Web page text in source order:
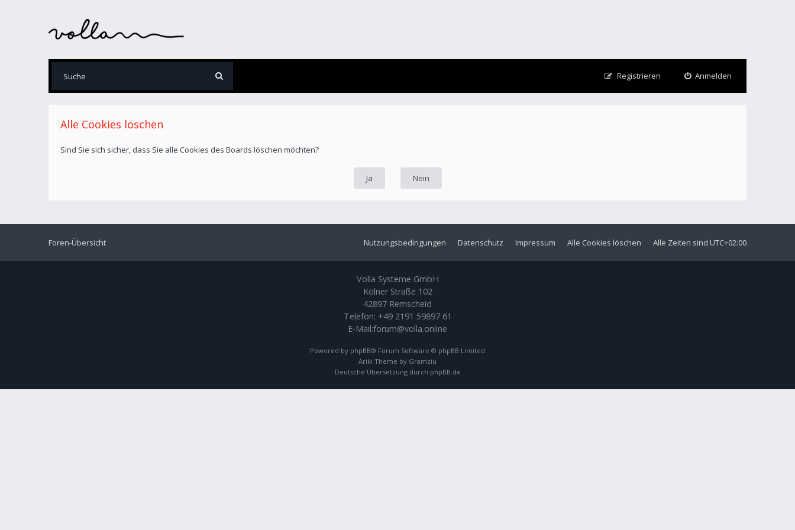
Anmelden
Registrieren
Alle Cookies löschen
Sind Sie sich sicher, dass Sie alle Cookies des Boards löschen möchten?
Foren-Übersicht Alle Zeiten sind UTC+02:00
Alle Cookies löschen
Impressum
Datenschutz
Nutzungsbedingungen
Volla Systeme GmbH
Kölner Straße 102
42897 Remscheid
Telefon: +49 2191 59897 61
E-Mail:forum@volla.online
Powered by phpBB® Forum Software © phpBB Limited
Ariki Theme by Gramziu
Deutsche Übersetzung durch phpBB.de